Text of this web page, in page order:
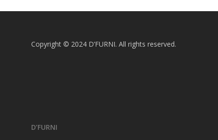
Copyright © 2024 D’FURNI. All rights reserved.
D’FURNI